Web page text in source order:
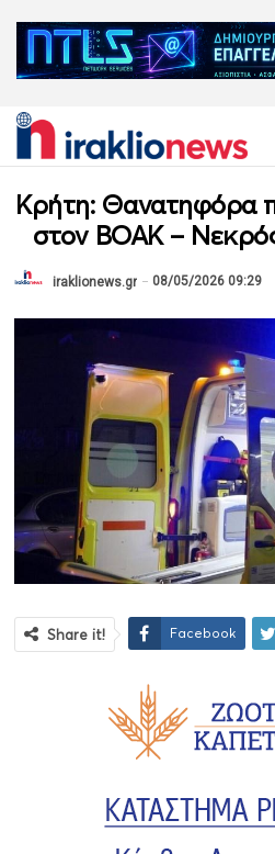
Κρήτη: Θανατηφόρα
στον ΒΟΑΚ –
iraklionews.gr 08/05/2026 09:29
Share it! Facebook